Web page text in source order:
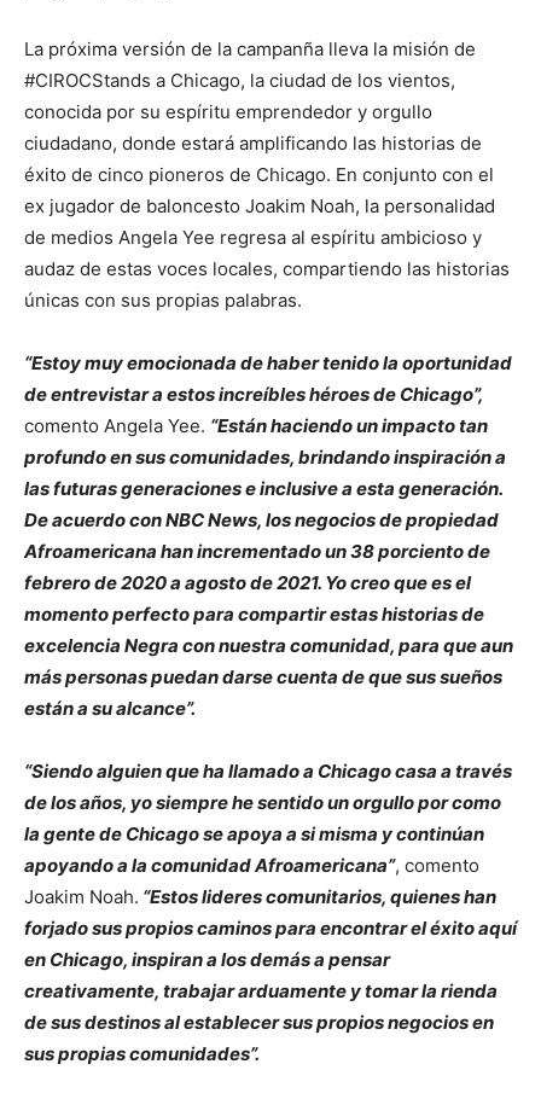
La próxima versión de la campanña lleva la misión de
#CIROCStands a Chicago, la ciudad de los vientos,
conocida por su espíritu emprendedor y orgullo
ciudadano, donde estará amplificando las historias de
éxito de cinco pioneros de Chicago. En conjunto con el
ex jugador de baloncesto Joakim Noah, la personalidad
de medios Angela Yee regresa al espíritu ambicioso y
audaz de estas voces locales, compartiendo las historias
únicas con sus propias palabras.
“Estoy muy emocionada de haber tenido la oportunidad
de entrevistar a estos increíbles héroes de Chicago”,
comento Angela Yee. “Están haciendo un impacto tan
profundo en sus comunidades, brindando inspiración a
las futuras generaciones e inclusive a esta generación.
De acuerdo con NBC News, los negocios de propiedad
Afroamericana han incrementado un 38 porciento de
febrero de 2020 a agosto de 2021. Yo creo que es el
momento perfecto para compartir estas historias de
excelencia Negra con nuestra comunidad, para que aun
más personas puedan darse cuenta de que sus sueños
están a su alcance”.
“Siendo alguien que ha llamado a Chicago casa a través
de los años, yo siempre he sentido un orgullo por como
la gente de Chicago se apoya a si misma y continúan
apoyando a la comunidad Afroamericana”, comento
Joakim Noah. “Estos lideres comunitarios, quienes han
forjado sus propios caminos para encontrar el éxito aquí
en Chicago, inspiran a los demás a pensar
creativamente, trabajar arduamente y tomar la rienda
de sus destinos al establecer sus propios negocios en
sus propias comunidades”.